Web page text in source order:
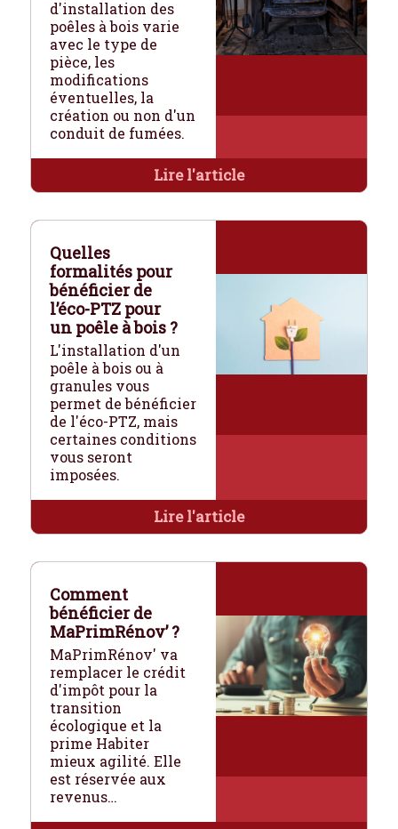
d'installation des
poêles à bois varie
avec le type de
pièce, les
modifications
éventuelles, la
création ou non d'un
conduit de fumées.
Lire l'article
Quelles
formalités pour
bénéficier de
l’éco-PTZ pour
un poêle à bois ?
L'installation d'un
poêle à bois ou à
granules vous
permet de bénéficier
de l'éco-PTZ, mais
certaines conditions
vous seront
imposées.
Lire l'article
Comment
bénéficier de
MaPrimRénov’ ?
MaPrimRénov' va
remplacer le crédit
d'impôt pour la
transition
écologique et la
prime Habiter
mieux agilité. Elle
est réservée aux
revenus…